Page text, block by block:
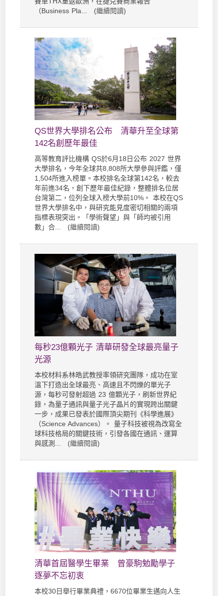
（Business Pla... (繼續閱讀)
QS世界大學排名公布 清華升至全球第
142名創歷年最佳
高等教育評比機構 QS於6月18日公布 2027 世界
大學排名，今年全球共8,808所大學參與評鑑，僅
1,504所進入榜單。本校排名全球第142名，較去
年前進34名，創下歷年最佳紀錄，整體排名位居
台灣第二，位列全球入榜大學前10%。 本校在QS
世界大學排名中，與研究能見度密切相關的兩項
指標表現突出。「學術聲望」與「師均被引用
數」合... (繼續閱讀)
每秒23億顆光子 清華研發全球最亮量子
光源
本校材料系林皓武教授率領研究團隊，成功在室
溫下打造出全球最亮、高速且不閃爍的單光子
源，每秒可發射超過 23 億顆光子，刷新世界紀
錄，為量子通訊與量子光子晶片的實現跨出關鍵
一步，成果已發表於國際頂尖期刊《科學進展》
（Science Advances）。 量子科技被視為改寫全
球科技格局的關鍵技術，引發各國在通訊、運算
與感測... (繼續閱讀)
清華首屆醫學生畢業 曾豪駒勉勵學子
逐夢不忘初衷
本校30日舉行畢業典禮，6670位畢業生邁向人生